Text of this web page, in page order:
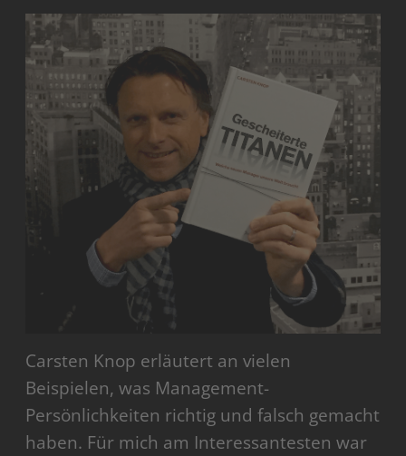
Carsten Knop erläutert an vielen
Beispielen, was Management-
Persönlichkeiten richtig und falsch gemacht
haben. Für mich am Interessantesten war